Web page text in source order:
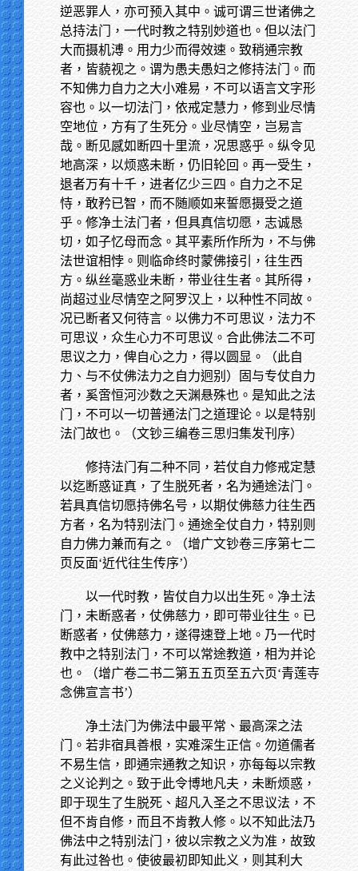
逆恶罪人，亦可预入其中。诚可谓三世诸佛之
总持法门，一代时教之特别妙道也。但以法门
大而摄机溥。用力少而得效速。致稍通宗教
者，皆藐视之。谓为愚夫愚妇之修持法门。而
不知佛力自力之大小难易，不可以语言文字形
容也。以一切法门，依戒定慧力，修到业尽情
空地位，方有了生死分。业尽情空，岂易言
哉。断见感如断四十里流，况思惑乎。纵令见
地高深，以烦惑未断，仍旧轮回。再一受生，
退者万有十千，进者亿少三四。自力之不足
恃，敢矜已智，而不随顺如来誓愿摄受之道
乎。修净土法门者，但具真信切愿，志诚恳
切，如子忆母而念。其平素所作所为，不与佛
法世谊相悖。则临命终时蒙佛接引，往生西
方。纵丝毫惑业未断，带业往生者。其所得，
尚超过业尽情空之阿罗汉上，以种性不同故。
况已断者又何待言。以佛力不可思议，法力不
可思议，众生心力不可思议。合此佛法二不可
思议之力，俾自心之力，得以圆显。（此自
力、与不仗佛法力之自力迥别）固与专仗自力
者，奚啻恒河沙数之天渊悬殊也。是知此之法
门，不可以一切普通法门之道理论。以是特别
法门故也。（文钞三编卷三思归集发刊序）
修持法门有二种不同，若仗自力修戒定慧
以迄断惑证真，了生脱死者，名为通途法门。
若具真信切愿持佛名号，以期仗佛慈力往生西
方者，名为特别法门。通途全仗自力，特别则
自力佛力兼而有之。（增广文钞卷三序第七二
页反面‘近代往生传序’）
以一代时教，皆仗自力以出生死。净土法
门，未断惑者，仗佛慈力，即可带业往生。已
断惑者，仗佛慈力，遂得速登上地。乃一代时
教中之特别法门，不可以常途教道，相为并论
也。（增广卷二书二第五五页至五六页‘青莲寺
念佛宣言书’）
净土法门为佛法中最平常、最高深之法
门。若非宿具善根，实难深生正信。勿道儒者
不易生信，即通宗通教之知识，亦每每以宗教
之义论判之。致于此令博地凡夫，未断烦惑，
即于现生了生脱死、超凡入圣之不思议法，不
但不肯自修，而且不肯教人修。以不知此法乃
佛法中之特别法门，彼以宗教之义为准，故致
有此过咎也。使彼最初即知此义，则其利大